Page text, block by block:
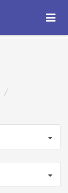
ОТКРЫТЬ
/